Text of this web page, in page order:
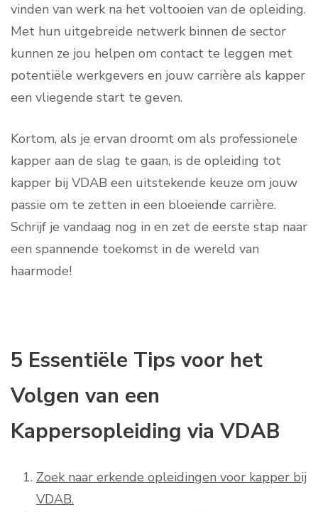
vinden van werk na het voltooien van de opleiding.
Met hun uitgebreide netwerk binnen de sector
kunnen ze jou helpen om contact te leggen met
potentiële werkgevers en jouw carrière als kapper
een vliegende start te geven.
Kortom, als je ervan droomt om als professionele
kapper aan de slag te gaan, is de opleiding tot
kapper bij VDAB een uitstekende keuze om jouw
passie om te zetten in een bloeiende carrière.
Schrijf je vandaag nog in en zet de eerste stap naar
een spannende toekomst in de wereld van
haarmode!
5 Essentiële Tips voor het
Volgen van een
Kappersopleiding via VDAB
Zoek naar erkende opleidingen voor kapper bij
VDAB.